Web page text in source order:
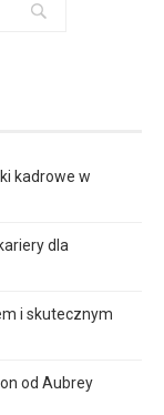
kadrowe w
dla
i skutecznym
od Aubrey